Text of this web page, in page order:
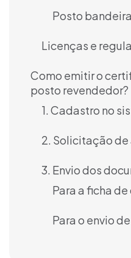
Posto
Licenças e
Como emitir o
posto revendedor?
1. Cadastro no
2. Solicitação
3. Envio dos
Para a ficha
Para o envio